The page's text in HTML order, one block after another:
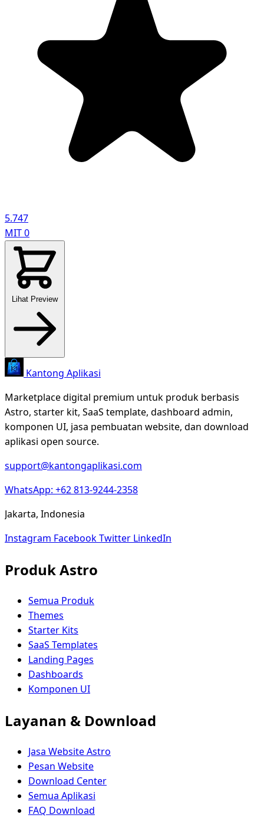
5.747
MIT0
Lihat Preview
Kantong Aplikasi
Marketplace digital premium untuk produk berbasis
Astro, starter kit, SaaS template, dashboard admin,
komponen UI, jasa pembuatan website, dan download
aplikasi open source.
support@kantongaplikasi.com
WhatsApp: +62 813-9244-2358
Jakarta, Indonesia
Instagram FacebookTwitter LinkedIn
Produk Astro
Semua Produk
Themes
Starter Kits
SaaS Templates
Landing Pages
Dashboards
Komponen UI
Layanan & Download
Jasa Website Astro
Pesan Website
Download Center
Semua Aplikasi
FAQ Download